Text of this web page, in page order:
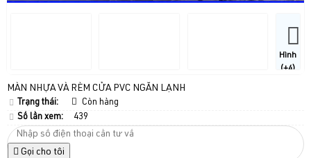
Hình
(+4)
MÀN NHỰA VÀ RÈM CỬA PVC NGĂN LẠNH
Trạng thái:
Còn hàng
Số lần xem:
439
Gọi cho tôi